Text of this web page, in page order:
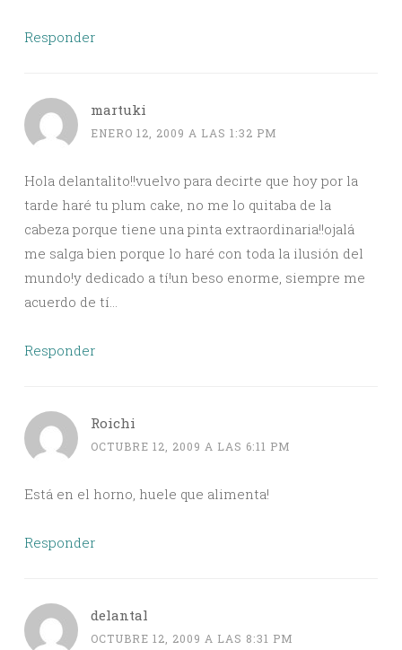
Responder
martuki
ENERO 12, 2009 A LAS 1:32 PM
Hola delantalito!!vuelvo para decirte que hoy por la
tarde haré tu plum cake, no me lo quitaba de la
cabeza porque tiene una pinta extraordinaria!!ojalá
me salga bien porque lo haré con toda la ilusión del
mundo!y dedicado a tí!un beso enorme, siempre me
acuerdo de tí…
Responder
Roichi
OCTUBRE 12, 2009 A LAS 6:11 PM
Está en el horno, huele que alimenta!
Responder
delantal
OCTUBRE 12, 2009 A LAS 8:31 PM